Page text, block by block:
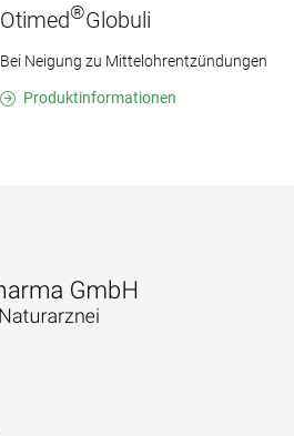
Otimed®Globuli
Bei Neigung zu Mittelohrentzündungen
Produktinformationen